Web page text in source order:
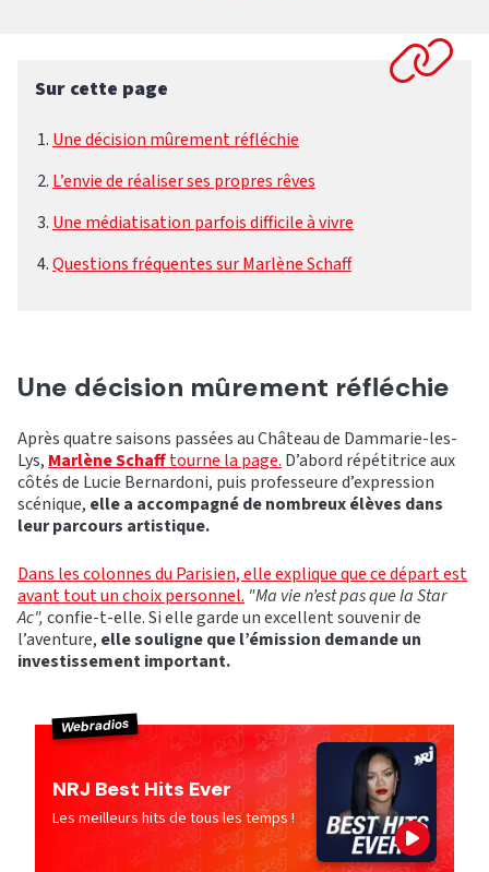
Sur cette page
Une décision mûrement réfléchie
L’envie de réaliser ses propres rêves
Une médiatisation parfois difficile à vivre
Questions fréquentes sur Marlène Schaff
Une décision mûrement réfléchie
Après quatre saisons passées au Château de Dammarie-les-
Lys, Marlène Schafftourne la page. D’abord répétitrice aux
côtés de Lucie Bernardoni, puis professeure d’expression
scénique, elle a accompagné de nombreux élèves dans
leur parcours artistique.
Dans les colonnes du Parisien, elle explique que ce départ est
avant tout un choix personnel. "Ma vie n’est pas que la Star
Ac",confie-t-elle. Si elle garde un excellent souvenir de
l’aventure, elle souligne que l’émission demande un
investissement important.
Webradios
NRJ Best Hits Ever
Les meilleurs hits de tous les temps !